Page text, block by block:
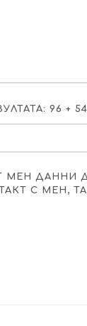
96 + 54
МЕН
С МЕН,